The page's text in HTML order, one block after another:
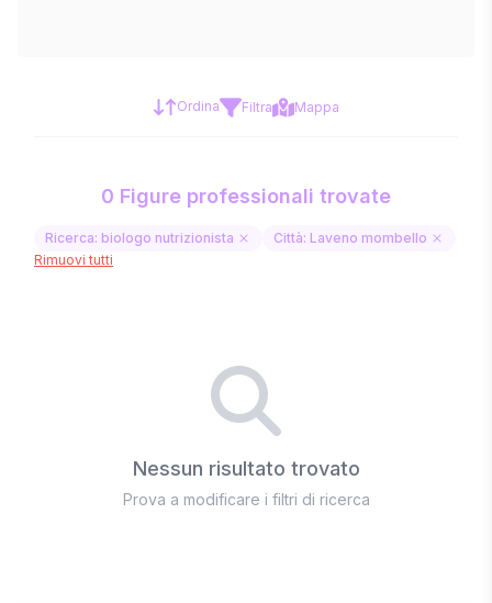
Ordina Filtra Mappa
0 Figure professionali trovate
Ricerca: biologo nutrizionista
Città: Laveno mombello
Rimuovi tutti
Nessun risultato trovato
Prova a modificare i filtri di ricerca